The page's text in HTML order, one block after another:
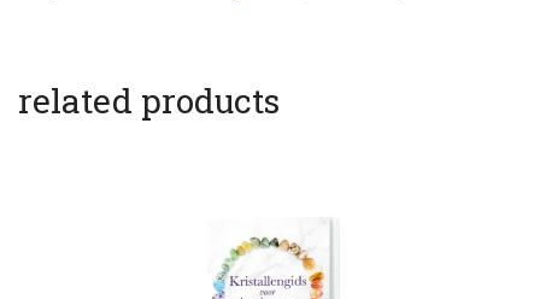
related products